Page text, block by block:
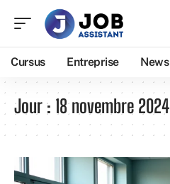
Cursus Entreprise News
Jour : 18 novembre 2024